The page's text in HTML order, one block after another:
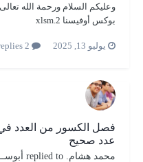
وعليكم السلام ورحمة الله
بوكس أوفيسنا 2.xlsm
يوليو 13, 2025
فصل الكسور من العدد في
عدد صحيح
محمد هشام.